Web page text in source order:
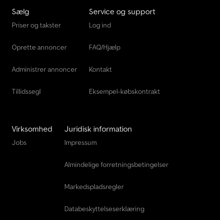
Sælg
Priser og takster
Oprette annoncer
Administrer annoncer
Tillidssegl
Service og support
Log ind
FAQ/Hjælp
Kontakt
Eksempel-købskontrakt
Virksomhed
Jobs
Juridisk information
Impressum
Almindelige forretningsbetingelser
Markedspladsregler
Databeskyttelseserklæring